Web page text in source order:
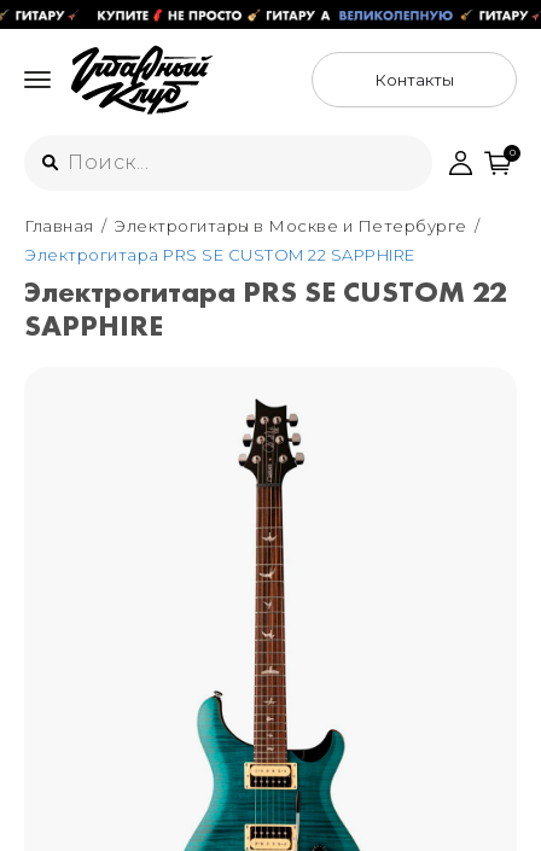
Контакты
Интернет-магазин
+7 (925) 125-54-44
Москва
+7 (925) 176-55-65
ул. Гороховая 49Б, "SENO"
Мастерские
+7 (925) 879-85-35
Санкт-Петербург
+7 (999) 213-51-93
0
Главная
Электрогитары в Москве и Петербурге
Электрогитара PRS SE CUSTOM 22 SAPPHIRE
Электрогитара PRS SE CUSTOM 22
SAPPHIRE